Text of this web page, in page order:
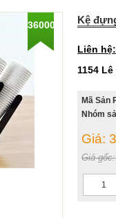
360000 % Kệ
Liên hệ:
1154
Mã Sản
Nhóm
Giá:
Giá gốc: